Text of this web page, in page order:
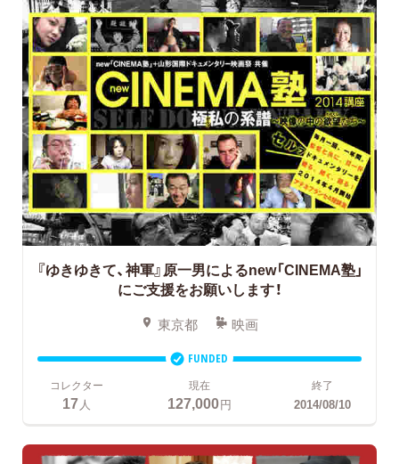
『ゆきゆきて、神軍』原一男によるnew「CINEMA塾」
にご支援をお願いします！
東京都 映画
FUNDED
コレクター
17 人
現在
127,000円
終了
2014/08/10